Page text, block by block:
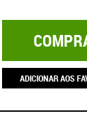
ADICIONAR AOS